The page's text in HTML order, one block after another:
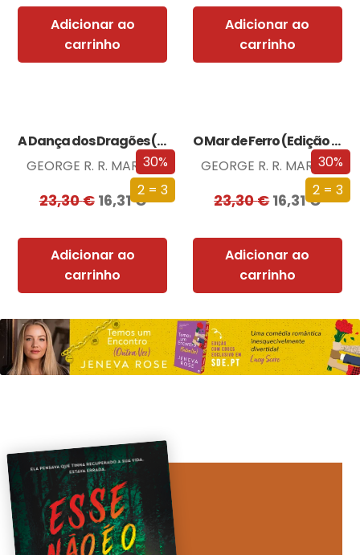
Adicionar ao
carrinho
Adicionar ao
carrinho
30%
2 = 3
A Dança dos Dragões (Edição especial limitada)
GEORGE R. R. MARTIN
23,30€ 16,31€
Adicionar ao
carrinho
30%
2 = 3
O Mar de Ferro (Edição especial limitada)
GEORGE R. R. MARTIN
23,30€16,31€
Adicionar ao
carrinho